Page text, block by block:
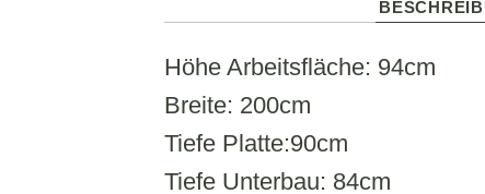
Höhe Arbeitsfläche: 94cm
Breite: 200cm
Tiefe Platte:90cm
Tiefe Unterbau: 84cm